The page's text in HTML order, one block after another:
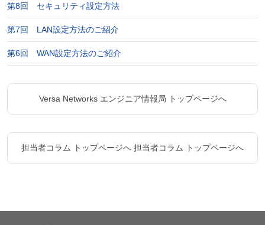
第8回 セキュリティ設定方法
第7回 LAN設定方法のご紹介
第6回 WAN設定方法のご紹介
Versa Networks エンジニア情報局 トップページへ
担当者コラム トップページへ 担当者コラム トップページへ